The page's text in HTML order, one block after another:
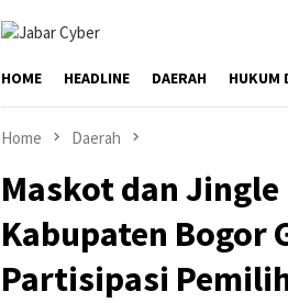
HOME HEADLINE DAERAH HUKUM
Home Daerah
Maskot dan
Kabupaten Bogor
Partisipasi